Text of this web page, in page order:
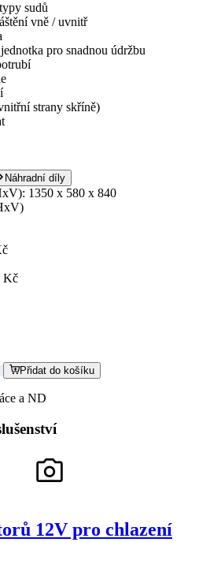
sudů
vně / uvnitř
pro snadnou údržbu
strany skříně)
Náhradní díly
1350 x 580 x 840
Kč
Přidat do košíku
a ND
12V pro chlazení